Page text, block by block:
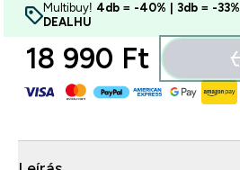
Multibuy! 4db = -40% | 3db = -33%
DEALHU
18 990 Ft‎